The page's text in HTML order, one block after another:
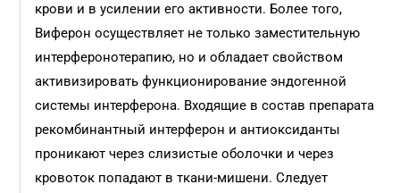
крови и в усилении его активности. Более того,
Виферон осуществляет не только заместительную
интерферонотерапию, но и обладает свойством
активизировать функционирование эндогенной
системы интерферона. Входящие в состав препарата
рекомбинантный интерферон и антиоксиданты
проникают через слизистые оболочки и через
кровоток попадают в ткани-мишени. Следует